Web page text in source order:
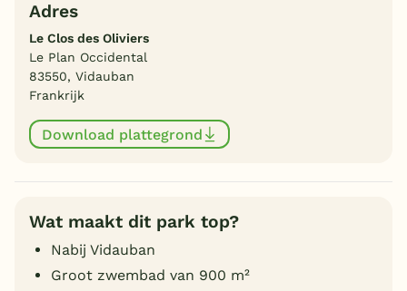
Adres
Le Clos des Oliviers
Le Plan Occidental
83550, Vidauban
Frankrijk
Download plattegrond
Wat maakt dit park top?
Nabij Vidauban
Groot zwembad van 900 m²